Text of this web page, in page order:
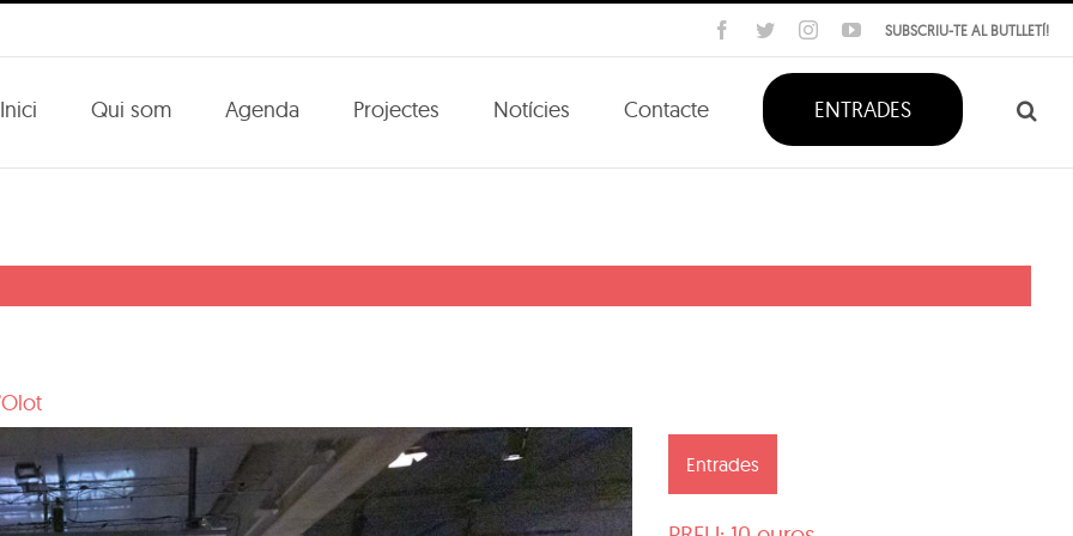
SUBSCRIU-TE AL BUTLLETÍ!
Facebook
TwitterInstagramYouTube
Inici Qui som Agenda Projectes Notícies Contacte ENTRADES
Entrades